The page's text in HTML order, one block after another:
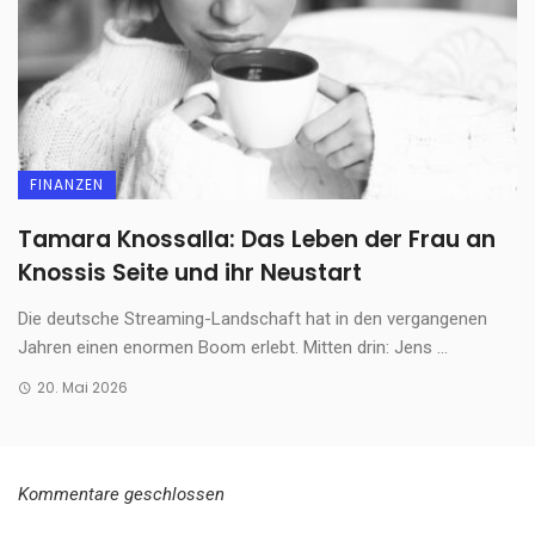
FINANZEN
Tamara Knossalla: Das Leben der Frau an
Knossis Seite und ihr Neustart
Die deutsche Streaming-Landschaft hat in den vergangenen
Jahren einen enormen Boom erlebt. Mitten drin: Jens ...
20. Mai 2026
Kommentare geschlossen